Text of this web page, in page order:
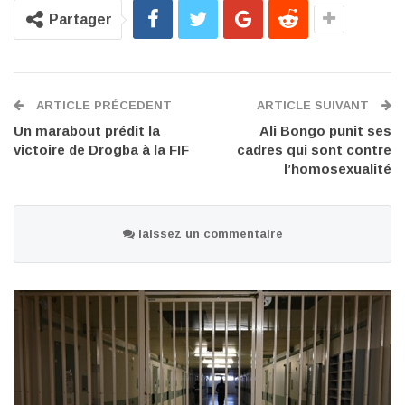
Partager
ARTICLE PRÉCEDENT
Un marabout prédit la
victoire de Drogba à la FIF
ARTICLE SUIVANT
Ali Bongo punit ses
cadres qui sont contre
l’homosexualité
laissez un commentaire